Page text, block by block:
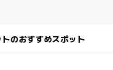
のおすすめスポット